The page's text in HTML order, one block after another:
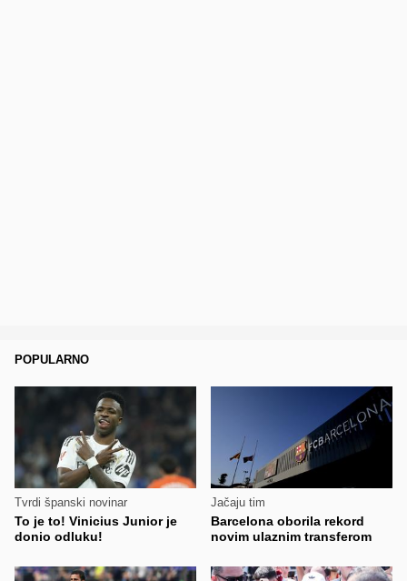
POPULARNO
Tvrdi španski novinar
To je to! Vinicius Junior je
donio odluku!
Jačaju tim
Barcelona oborila rekord
novim ulaznim transferom